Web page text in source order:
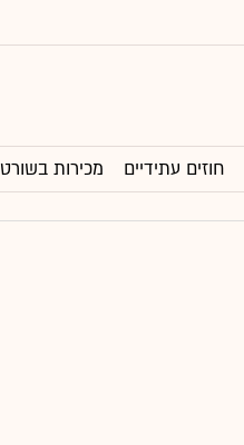
חוזים עתידיים מכירות בשורט